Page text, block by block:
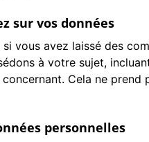
sur vos données
vous avez laissé des
à votre sujet,
Cela ne
personnelles